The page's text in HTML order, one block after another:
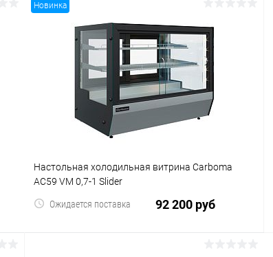
Купить в 1 клик Сравнение
В избранное
Новинка
Настольная холодильная витрина Carboma
AC59 VM 0,7-1 Slider
Ожидается поставка 92 200 руб